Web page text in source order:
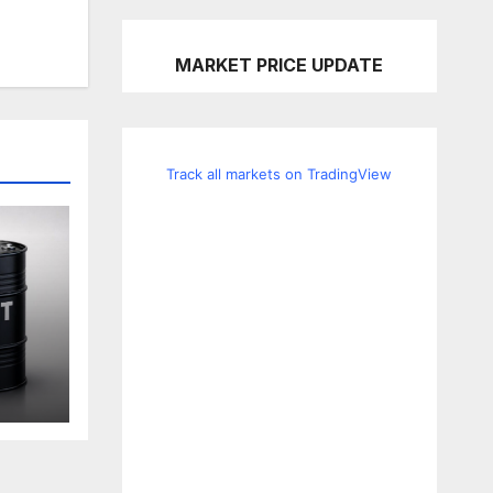
MARKET PRICE UPDATE
Track all markets on TradingView